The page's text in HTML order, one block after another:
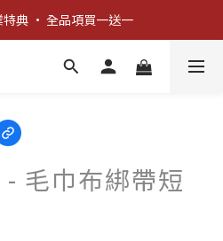
享首單九折！
典 · 全品項買一送一
享首單九折！
毛巾布綁帶短